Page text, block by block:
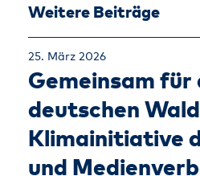
Weitere Beiträge
25. März 2026
Gemeinsam für
deutschen
Klimainitiative
und